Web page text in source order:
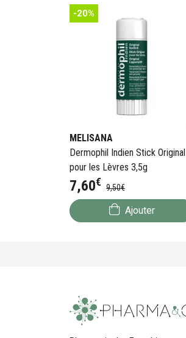
-20%
MELISANA
Dermophil Indien Stick Original
pour les Lèvres 3,5g
7,60€ 9,50€
Ajouter